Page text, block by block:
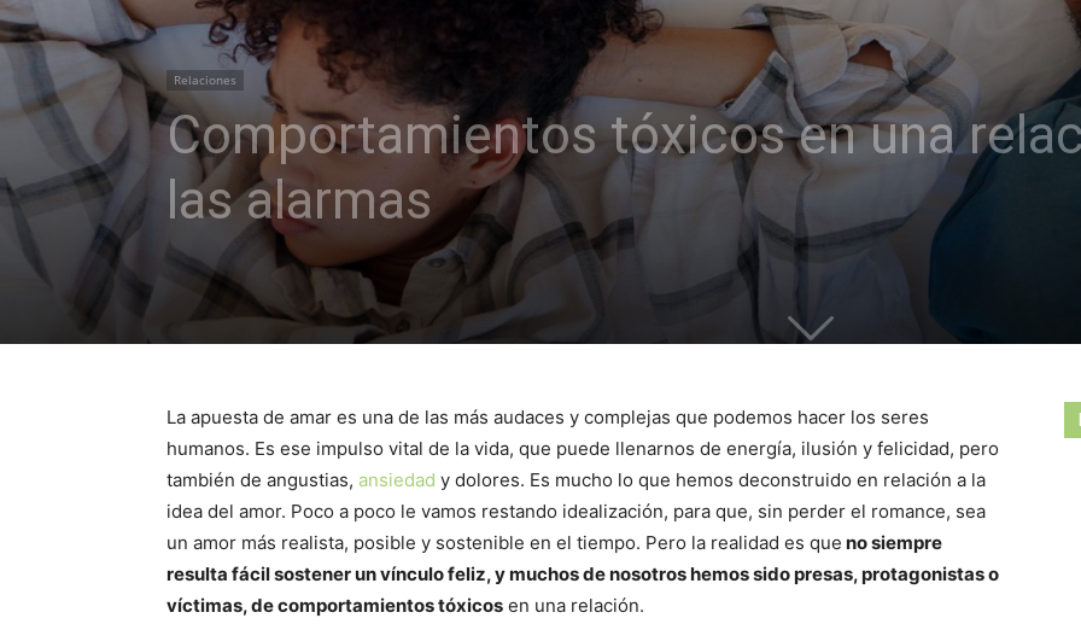
Relaciones
Comportamientos tóxicos en una
las alarmas
La apuesta de amar es una de las más audaces y complejas que podemos hacer los seres
humanos. Es ese impulso vital de la vida, que puede llenarnos de energía, ilusión y felicidad, pero
también de angustias, ansiedad y dolores. Es mucho lo que hemos deconstruido en relación a la
idea del amor. Poco a poco le vamos restando idealización, para que, sin perder el romance, sea
un amor más realista, posible y sostenible en el tiempo. Pero la realidad es que no siempre
resulta fácil sostener un vínculo feliz, y muchos de nosotros hemos sido presas, protagonistas o
víctimas, de comportamientos tóxicos en una relación.